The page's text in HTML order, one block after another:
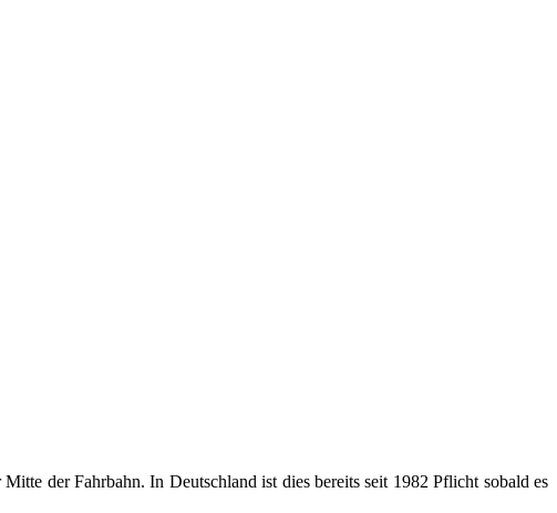
der Fahrbahn. In Deutschland ist dies bereits seit 1982 Pflicht sobald es